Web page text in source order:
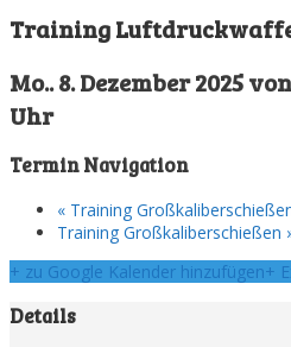
Training
Mo.. 8. Dezember 2025
Uhr
Termin Navigation
« Training
Training Großkaliberschießen
+ zu Google Kalender hinzufügen+
Details